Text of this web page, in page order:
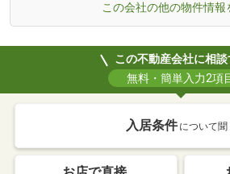
この会社の他の物件情報
この不動産会社に相談
無料・簡単入力2項
入居条件 について聞